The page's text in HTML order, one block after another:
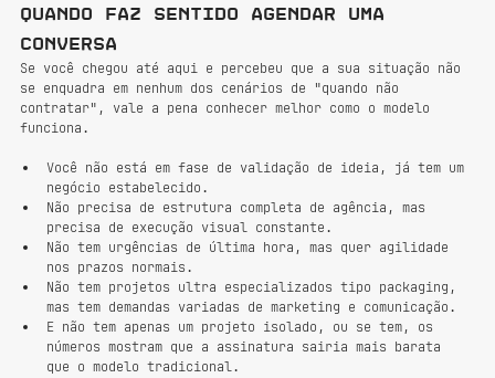
Quando faz sentido agendar uma
conversa
Se você chegou até aqui e percebeu que a sua situação não
se enquadra em nenhum dos cenários de "quando não
contratar", vale a pena conhecer melhor como o modelo
funciona.
Você não está em fase de validação de ideia, já tem um
negócio estabelecido.
Não precisa de estrutura completa de agência, mas
precisa de execução visual constante.
Não tem urgências de última hora, mas quer agilidade
nos prazos normais.
Não tem projetos ultra especializados tipo packaging,
mas tem demandas variadas de marketing e comunicação.
E não tem apenas um projeto isolado, ou se tem, os
números mostram que a assinatura sairia mais barata
que o modelo tradicional.